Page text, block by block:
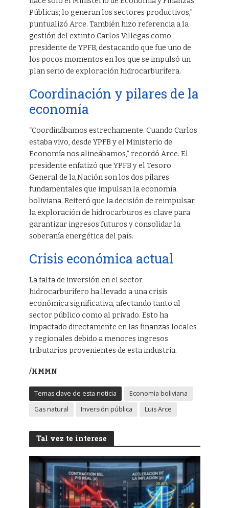
Públicas; lo generan los sectores productivos,”
puntualizó Arce. También hizo referencia a la
gestión del extinto Carlos Villegas como
presidente de YPFB, destacando que fue uno de
los pocos momentos en los que se impulsó un
plan serio de exploración hidrocarburífera.
Coordinación y pilares de la
economía
“Coordinábamos estrechamente. Cuando Carlos
estaba vivo, desde YPFB y el Ministerio de
Economía nos alineábamos,” recordó Arce. El
presidente enfatizó que YPFB y el Tesoro
General de la Nación son los dos pilares
fundamentales que impulsan la economía
boliviana. Reiteró que la decisión de reimpulsar
la exploración de hidrocarburos es clave para
garantizar ingresos futuros y consolidar la
soberanía energética del país.
Crisis económica actual
La falta de inversión en el sector
hidrocarburífero ha llevado a una crisis
económica significativa, afectando tanto al
sector público como al privado. Esto ha
impactado directamente en las finanzas locales
y regionales debido a menores ingresos
tributarios provenientes de esta industria.
/KMMN
Temas clave de esta noticia
Economía boliviana
Gas natural
Inversión pública Luis Arce
Tal vez te interese